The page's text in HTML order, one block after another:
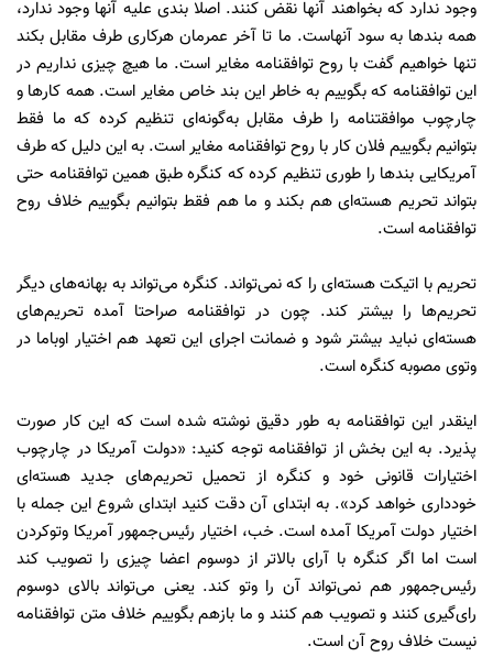
وجود ندارد که بخواهند آنها نقض کنند. اصلا بندی علیه آنها وجود ندارد،
همه بندها به سود آنهاست. ما تا آخر عمرمان هرکاری طرف مقابل بکند
تنها خواهیم گفت با روح توافقنامه مغایر است. ما هیچ چیزی نداریم در
این توافقنامه که بگوییم به خاطر این بند خاص مغایر است. همه کارها و
چارچوب موافقتنامه را طرف مقابل به‌گونه‌ای تنظیم کرده که ما فقط
بتوانیم بگوییم فلان کار با روح توافقنامه مغایر است. به این دلیل که طرف
آمریکایی بندها را طوری تنظیم کرده که کنگره طبق همین توافقنامه حتی
بتواند تحریم هسته‌ای هم بکند و ما هم فقط بتوانیم بگوییم خلاف روح
توافقنامه است.
تحریم با اتیکت هسته‌ای را که نمی‌تواند. کنگره می‌تواند به بهانه‌های دیگر
تحریم‌ها را بیشتر کند. چون در توافقنامه صراحتا آمده تحریم‌های
هسته‌ای نباید بیشتر شود و ضمانت اجرای این تعهد هم اختیار اوباما در
وتوی مصوبه کنگره است.
اینقدر این توافقنامه به طور دقیق نوشته شده است که این کار صورت
پذیرد. به این بخش از توافقنامه توجه کنید: «دولت آمریکا در چارچوب
اختیارات قانونی خود و کنگره از تحمیل تحریم‌های جدید هسته‌ای
خودداری خواهد کرد». به ابتدای آن دقت کنید ابتدای شروع این جمله با
اختیار دولت آمریکا آمده است. خب، اختیار رئیس‌جمهور آمریکا وتو‌کردن
است اما اگر کنگره با آرای بالاتر از دوسوم اعضا چیزی را تصویب کند
رئیس‌جمهور هم نمی‌تواند آن را وتو کند. یعنی می‌تواند بالای دوسوم
رای‌گیری کنند و تصویب هم کنند و ما بازهم بگوییم خلاف متن توافقنامه
نیست خلاف روح آن است.